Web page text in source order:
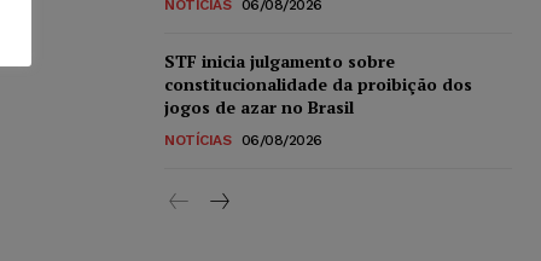
NOTÍCIAS 06/08/2026
STF inicia julgamento sobre
constitucionalidade da proibição dos
jogos de azar no Brasil
NOTÍCIAS 06/08/2026